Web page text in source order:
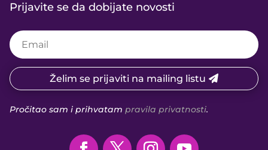
Prijavite se da dobijate novosti
Želim se prijaviti na mailing listu
Pročitao sam i prihvatam pravila privatnosti.